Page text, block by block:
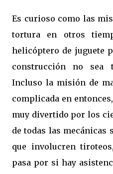
Es curioso como las
tortura en otros
helicóptero de juguete
construcción no sea
Incluso la misión de
complicada en
muy divertido por los
de todas las mecánicas
que involucren
pasa por si hay